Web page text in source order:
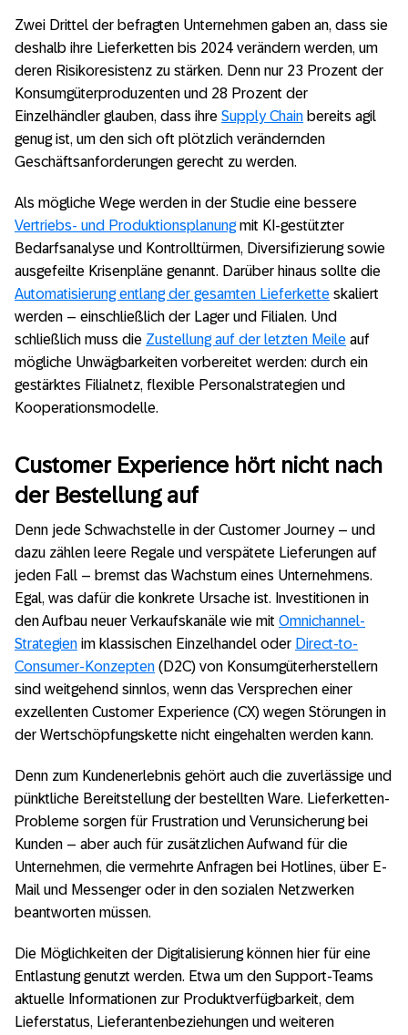
Zwei Drittel der befragten Unternehmen gaben an, dass sie
deshalb ihre Lieferketten bis 2024 verändern werden, um
deren Risikoresistenz zu stärken. Denn nur 23 Prozent der
Konsumgüterproduzenten und 28 Prozent der
Einzelhändler glauben, dass ihre Supply Chain bereits agil
genug ist, um den sich oft plötzlich verändernden
Geschäftsanforderungen gerecht zu werden.
Als mögliche Wege werden in der Studie eine bessere
Vertriebs- und Produktionsplanungmit KI-gestützter
Bedarfsanalyse und Kontrolltürmen, Diversifizierung sowie
ausgefeilte Krisenpläne genannt. Darüber hinaus sollte die
Automatisierung entlang der gesamten Lieferkette skaliert
werden – einschließlich der Lager und Filialen. Und
schließlich muss die Zustellung auf der letzten Meile auf
mögliche Unwägbarkeiten vorbereitet werden: durch ein
gestärktes Filialnetz, flexible Personalstrategien und
Kooperationsmodelle.
Customer Experience hört nicht nach
der Bestellung auf
Denn jede Schwachstelle in der Customer Journey – und
dazu zählen leere Regale und verspätete Lieferungen auf
jeden Fall – bremst das Wachstum eines Unternehmens.
Egal, was dafür die konkrete Ursache ist. Investitionen in
den Aufbau neuer Verkaufskanäle wie mit Omnichannel-
Strategien im klassischen Einzelhandel oder Direct-to-
Consumer-Konzepten (D2C) von Konsumgüterherstellern
sind weitgehend sinnlos, wenn das Versprechen einer
exzellenten Customer Experience (CX) wegen Störungen in
der Wertschöpfungskette nicht eingehalten werden kann.
Denn zum Kundenerlebnis gehört auch die zuverlässige und
pünktliche Bereitstellung der bestellten Ware. Lieferketten-
Probleme sorgen für Frustration und Verunsicherung bei
Kunden – aber auch für zusätzlichen Aufwand für die
Unternehmen, die vermehrte Anfragen bei Hotlines, über E-
Mail und Messenger oder in den sozialen Netzwerken
beantworten müssen.
Die Möglichkeiten der Digitalisierung können hier für eine
Entlastung genutzt werden. Etwa um den Support-Teams
aktuelle Informationen zur Produktverfügbarkeit, dem
Lieferstatus, Lieferantenbeziehungen und weiteren